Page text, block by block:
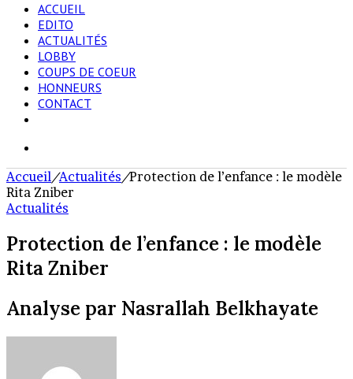
ACCUEIL
EDITO
ACTUALITÉS
LOBBY
COUPS DE COEUR
HONNEURS
CONTACT
Accueil/Actualités/Protection de l’enfance : le modèle
Rita Zniber
Actualités
Protection de l’enfance : le modèle
Rita Zniber
Analyse par Nasrallah Belkhayate